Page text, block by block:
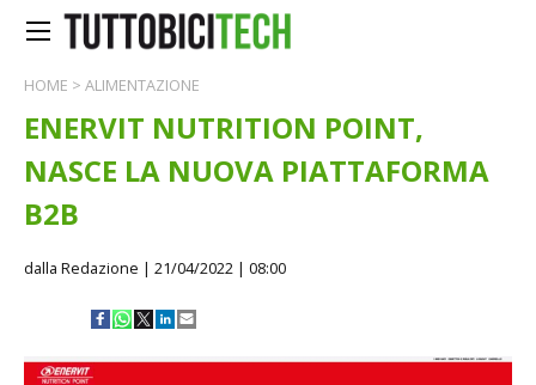
HOME > ALIMENTAZIONE
ENERVIT NUTRITION POINT,
NASCE LA NUOVA PIATTAFORMA
B2B
dalla Redazione | 21/04/2022 | 08:00